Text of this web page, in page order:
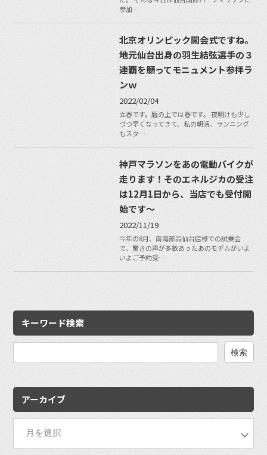
参加…
北京オリンピック開会式ですね。
地元仙台出身の羽生結弦選手の３
連覇を願ってモニュメント参拝ラ
ンｗ
2022/02/04
立春です。暦の上では春です。 夜明けも少し
づつ早くなってきて、私の朝活、ランニング
もスタ…
神戸マラソンをあの電動バイクが
走ります！そのエネルジカの受注
は12月1日から、当店でも受付開
始です〜
2022/11/19
今年の8月、南海部品仙台店様での試乗会
で、驚きの声が多数あったあのモデルがいよ
いよご予約受…
キーワード検索
アーカイブ